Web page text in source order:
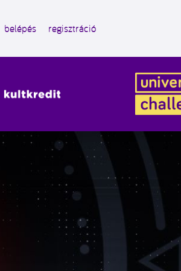
belépés regisztráció